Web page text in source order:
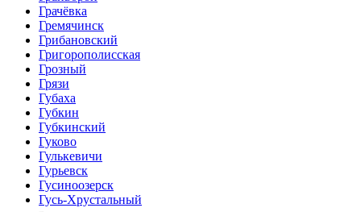
Грачёвка
Гремячинск
Грибановский
Григорополисская
Грозный
Грязи
Губаха
Губкин
Губкинский
Гуково
Гулькевичи
Гурьевск
Гусиноозерск
Гусь-Хрустальный